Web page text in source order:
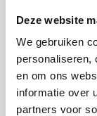
Deze website
We gebruiken
personaliseren,
en om ons
informatie over
partners voor
kaart brengen.
instrument.
Uit de